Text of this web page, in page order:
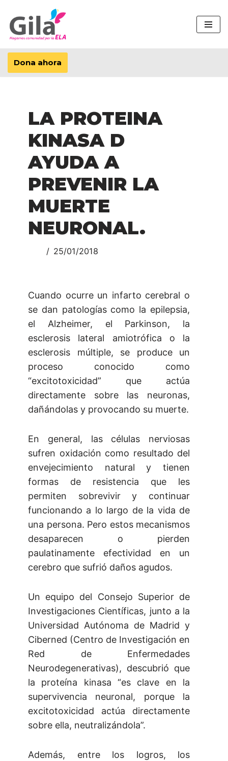
Saltar
al
contenido
Dona ahora
LA PROTEINA
KINASA D
AYUDA A
PREVENIR LA
MUERTE
NEURONAL.
25/01/2018
Cuando ocurre un infarto cerebral o
se dan patologías como la epilepsia,
el Alzheimer, el Parkinson, la
esclerosis lateral amiotrófica o la
esclerosis múltiple, se produce un
proceso conocido como
“excitotoxicidad” que actúa
directamente sobre las neuronas,
dañándolas y provocando su muerte.
En general, las células nerviosas
sufren oxidación como resultado del
envejecimiento natural y tienen
formas de resistencia que les
permiten sobrevivir y continuar
funcionando a lo largo de la vida de
una persona. Pero estos mecanismos
desaparecen o pierden
paulatinamente efectividad en un
cerebro que sufrió daños agudos.
Un equipo del Consejo Superior de
Investigaciones Científicas, junto a la
Universidad Autónoma de Madrid y
Ciberned (Centro de Investigación en
Red de Enfermedades
Neurodegenerativas), descubrió que
la proteína kinasa “es clave en la
supervivencia neuronal, porque la
excitotoxicidad actúa directamente
sobre ella, neutralizándola”.
Además, entre los logros, los